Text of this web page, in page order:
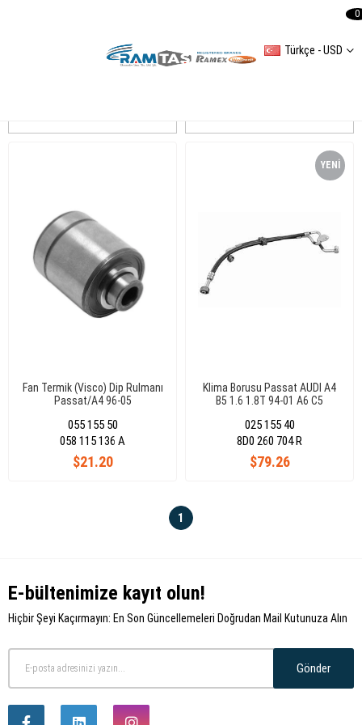
Türkçe - USD
0
Fan Termik (Visco) Dip Rulmanı
Passat/A4 96-05
055 155 50
$21.20
058 115 136 A
Klima Borusu Passat AUDI A4
B5 1.6 1.8T 94-01 A6 C5
025 155 40
$79.26
YENI
8D0 260 704 R
1
E-bültenimize kayıt olun!
Hiçbir Şeyi Kaçırmayın: En Son Güncellemeleri Doğrudan Mail Kutunuza Alın
Gönder